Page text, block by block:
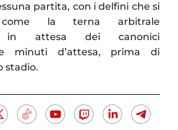
partita, con i delfini che si
come la terna arbitrale
in attesa dei canonici
minuti d’attesa, prima di
stadio.